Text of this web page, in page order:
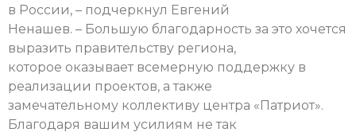
в России, – подчеркнул Евгений
Ненашев. – Большую благодарность за это хочется
выразить правительству региона,
которое оказывает всемерную поддержку в
реализации проектов, а также
замечательному коллективу центра «Патриот».
Благодаря вашим усилиям не так